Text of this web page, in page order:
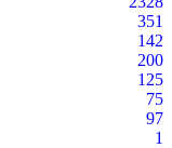
351
142
200
125
75
97
1